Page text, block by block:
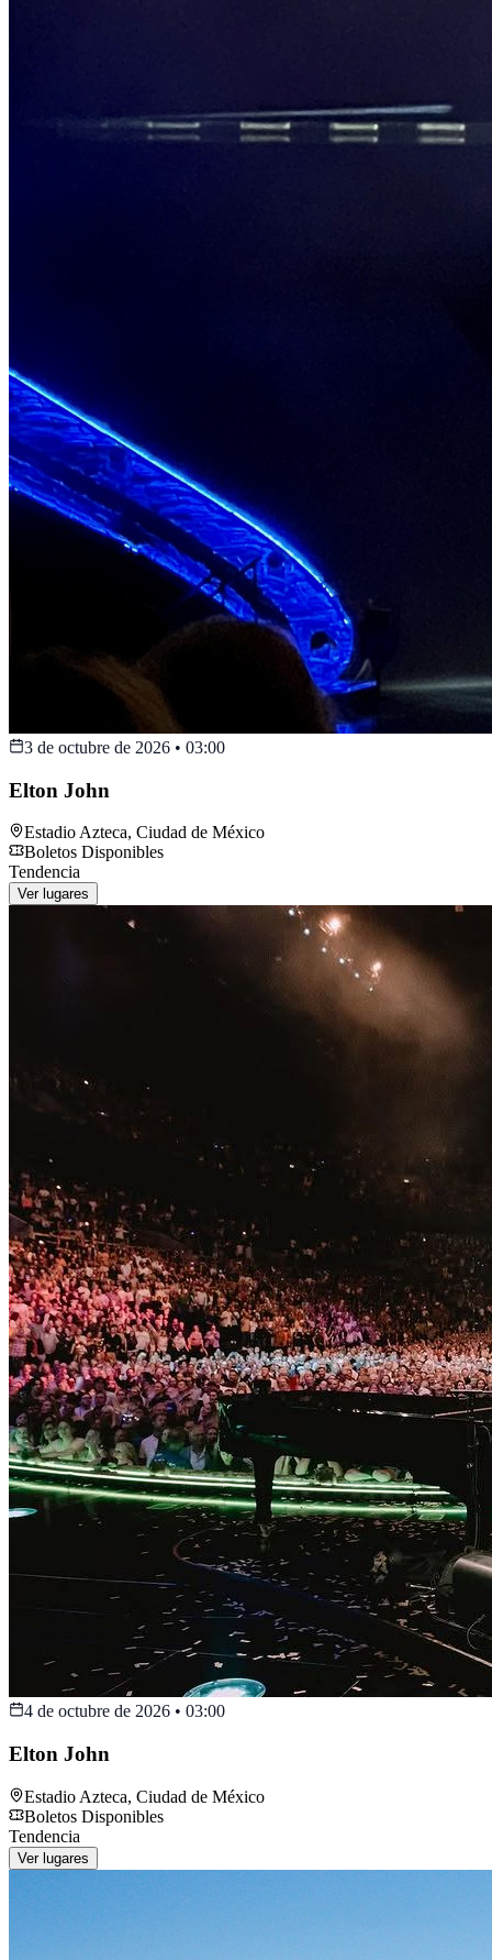
3 de octubre de 2026 • 03:00
Elton John
Estadio Azteca, Ciudad de México
Boletos Disponibles
Tendencia
Ver lugares
4 de octubre de 2026 • 03:00
Elton John
Estadio Azteca, Ciudad de México
Boletos Disponibles
Tendencia
Ver lugares